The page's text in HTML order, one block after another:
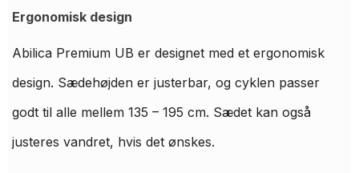
Ergonomisk design
Abilica Premium UB er designet med et ergonomisk
design. Sædehøjden er justerbar, og cyklen passer
godt til alle mellem 135 – 195 cm. Sædet kan også
justeres vandret, hvis det ønskes.